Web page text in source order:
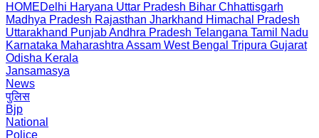
HOMEDelhi Haryana Uttar Pradesh Bihar Chhattisgarh
Madhya Pradesh Rajasthan Jharkhand Himachal Pradesh
Uttarakhand PunjabAndhra Pradesh Telangana Tamil Nadu
Karnataka Maharashtra Assam West Bengal Tripura Gujarat
Odisha Kerala
Jansamasya
News
पुलिस
Bjp
National
Police